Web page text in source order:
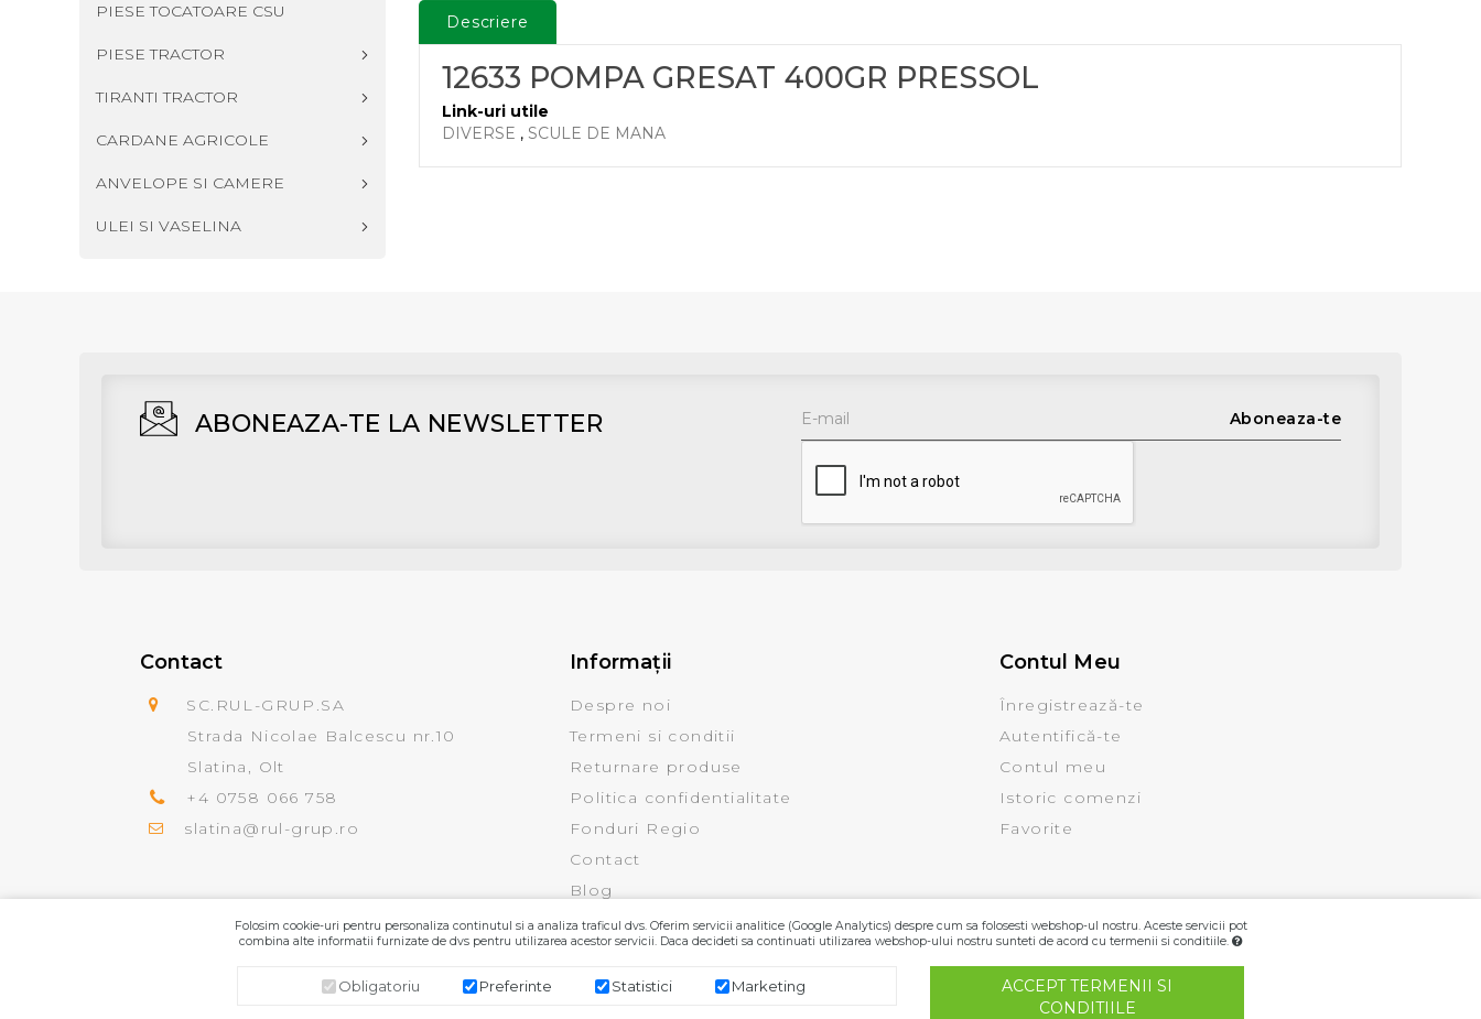
PIESE TOCATOARE CSU
PIESE TRACTOR
TIRANTI TRACTOR
CARDANE AGRICOLE
ANVELOPE SI CAMERE
ULEI SI VASELINA
Descriere
12633 POMPA GRESAT 400GR PRESSOL
Link-uri utile
DIVERSE , SCULE DE MANA
ABONEAZA-TE LA NEWSLETTER Aboneaza-te
Contact
SC.RUL-GRUP.SA
Strada Nicolae Balcescu nr.10
Slatina, Olt
+4 0758 066 758
slatina@rul-grup.ro
Informaţii
Despre noi
Termeni si conditii
Returnare produse
Politica confidentialitate
Fonduri Regio
Contact
Blog
Contul Meu
Înregistrează-te
Autentifică-te
Contul meu
Istoric comenzi
Favorite
Folosim cookie-uri pentru personaliza continutul si a analiza traficul dvs. Oferim servicii analitice (Google Analytics) despre cum sa folosesti webshop-ul nostru. Aceste servicii pot
combina alte informatii furnizate de dvs pentru utilizarea acestor servicii. Daca decideti sa continuati utilizarea webshop-ului nostru sunteti de acord cu termenii si conditiile.
Obligatoriu Preferinte Statistici Marketing
ACCEPT TERMENII SI
CONDITIILE